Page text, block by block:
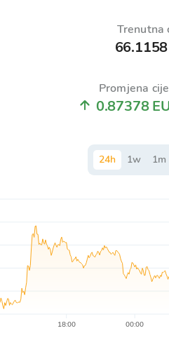
Trenutna
Promjena
0.87378
24h 1w 1m
18:00 00:00